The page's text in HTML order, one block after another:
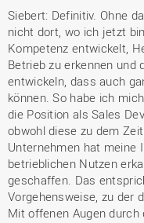
Siebert: Definitiv. Ohne
nicht dort, wo ich jetzt
Kompetenz entwickelt,
Betrieb zu erkennen und
entwickeln, dass auch
können. So habe ich
die Position als Sales
obwohl diese zu dem
Unternehmen hat meine
betrieblichen Nutzen
geschaffen. Das
Vorgehensweise, zu der
Mit offenen Augen durch